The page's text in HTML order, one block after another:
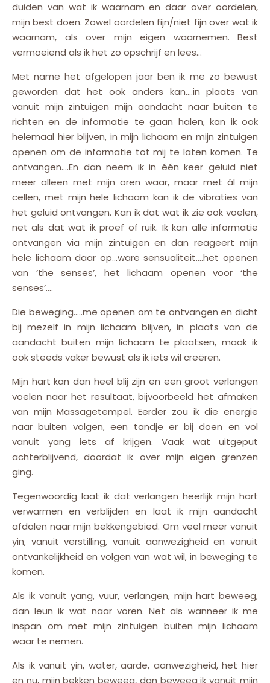
duiden van wat ik waarnam en daar over oordelen,
mijn best doen. Zowel oordelen fijn/niet fijn over wat ik
waarnam, als over mijn eigen waarnemen. Best
vermoeiend als ik het zo opschrijf en lees…
Met name het afgelopen jaar ben ik me zo bewust
geworden dat het ook anders kan….in plaats van
vanuit mijn zintuigen mijn aandacht naar buiten te
richten en de informatie te gaan halen, kan ik ook
helemaal hier blijven, in mijn lichaam en mijn zintuigen
openen om de informatie tot mij te laten komen. Te
ontvangen….En dan neem ik in één keer geluid niet
meer alleen met mijn oren waar, maar met ál mijn
cellen, met mijn hele lichaam kan ik de vibraties van
het geluid ontvangen. Kan ik dat wat ik zie ook voelen,
net als dat wat ik proef of ruik. Ik kan alle informatie
ontvangen via mijn zintuigen en dan reageert mijn
hele lichaam daar op…ware sensualiteit….het openen
van ‘the senses’, het lichaam openen voor ‘the
senses’….
Die beweging…..me openen om te ontvangen en dicht
bij mezelf in mijn lichaam blijven, in plaats van de
aandacht buiten mijn lichaam te plaatsen, maak ik
ook steeds vaker bewust als ik iets wil creëren.
Mijn hart kan dan heel blij zijn en een groot verlangen
voelen naar het resultaat, bijvoorbeeld het afmaken
van mijn Massagetempel. Eerder zou ik die energie
naar buiten volgen, een tandje er bij doen en vol
vanuit yang iets af krijgen. Vaak wat uitgeput
achterblijvend, doordat ik over mijn eigen grenzen
ging.
Tegenwoordig laat ik dat verlangen heerlijk mijn hart
verwarmen en verblijden en laat ik mijn aandacht
afdalen naar mijn bekkengebied. Om veel meer vanuit
yin, vanuit verstilling, vanuit aanwezigheid en vanuit
ontvankelijkheid en volgen van wat wil, in beweging te
komen.
Als ik vanuit yang, vuur, verlangen, mijn hart beweeg,
dan leun ik wat naar voren. Net als wanneer ik me
inspan om met mijn zintuigen buiten mijn lichaam
waar te nemen.
Als ik vanuit yin, water, aarde, aanwezigheid, het hier
en nu, mijn bekken beweeg, dan beweeg ik vanuit mijn